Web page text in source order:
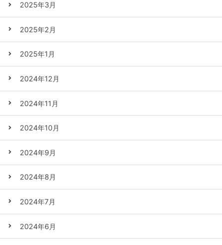
2025年3月
2025年2月
2025年1月
2024年12月
2024年11月
2024年10月
2024年9月
2024年8月
2024年7月
2024年6月